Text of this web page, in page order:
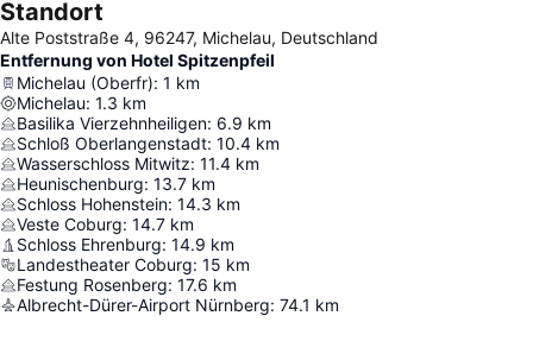
Standort
Alte Poststraße 4, 96247, Michelau, Deutschland
Entfernung von Hotel Spitzenpfeil
Michelau (Oberfr): 1 km
Michelau: 1.3 km
Basilika Vierzehnheiligen: 6.9 km
Schloß Oberlangenstadt: 10.4 km
Wasserschloss Mitwitz: 11.4 km
Heunischenburg: 13.7 km
Schloss Hohenstein: 14.3 km
Veste Coburg: 14.7 km
Schloss Ehrenburg: 14.9 km
Landestheater Coburg: 15 km
Festung Rosenberg: 17.6 km
Albrecht-Dürer-Airport Nürnberg: 74.1 km